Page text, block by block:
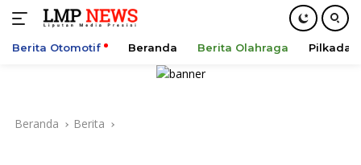
Berita Otomotif Beranda Berita Olahraga Pilkada
Beranda Berita